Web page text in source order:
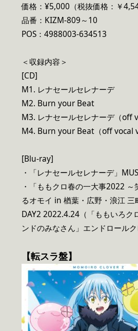
価格：¥5,000（税抜価格：￥
品番：KIZM-809～10
POS：4988003-634513
＜収録内容＞
[CD]
M1. レナセールセレナーデ
M2. Burn your Beat
M3. レナセールセレナーデ（off
M4. Burn your Beat（off vocal
[Blu-ray]
・「レナセールセレナーデ」
・「ももクロ春の一大事2022
るオモイ in 楢葉・広野・浪江 三
DAY2 2022.4.24（「ももいろク
ンドのみなさん」エンドロールク
【転スラ盤】